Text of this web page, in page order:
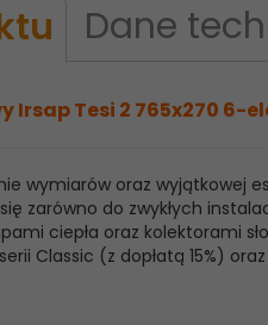
Dane
Irsap Tesi 2 765x270 6-
wymiarów oraz
zarówno do zwykłych
ciepła oraz kolektorami
Classic (z dopłatą 15%)
Tesi 2